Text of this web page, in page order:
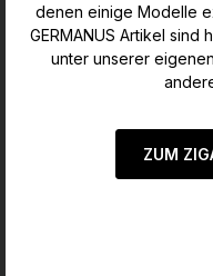
denen einige Modelle
GERMANUS Artikel
unter unserer
ZUM